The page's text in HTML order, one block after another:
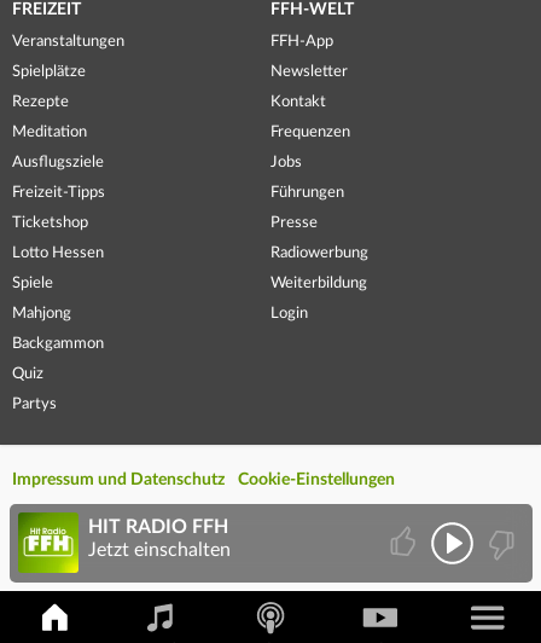
FREIZEIT
Veranstaltungen
Spielplätze
Rezepte
Meditation
Ausflugsziele
Freizeit-Tipps
Ticketshop
Lotto Hessen
Spiele
Mahjong
Backgammon
Quiz
Partys
FFH-WELT
FFH-App
Newsletter
Kontakt
Frequenzen
Jobs
Führungen
Presse
Radiowerbung
Weiterbildung
Login
Impressum und Datenschutz Cookie-Einstellungen
HIT RADIO FFH
Jetzt einschalten